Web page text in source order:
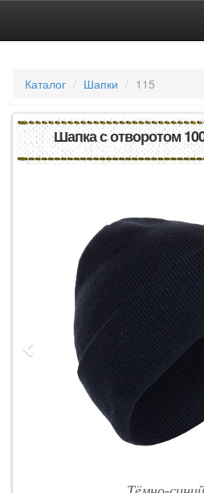
Каталог Шапки 115
Шапка с отворотом